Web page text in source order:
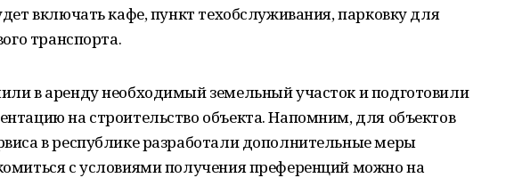
включать кафе, пункт техобслуживания, парковку для
транспорта.
в аренду необходимый земельный участок и подготовили
на строительство объекта. Напомним, для объектов
в республике разработали дополнительные меры
с условиями получения преференций можно на